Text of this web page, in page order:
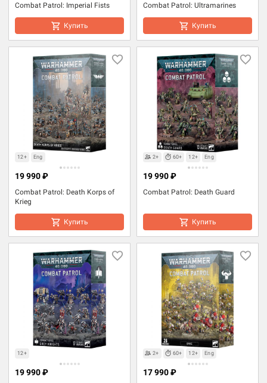
Combat Patrol: Imperial Fists
Купить
Combat Patrol: Ultramarines
Купить
12+ Eng
Combat Patrol: Death Korps of
Krieg
19 990 ₽
Купить
2+ 60+ 12+ Eng
Combat Patrol: Death Guard
19 990 ₽
Купить
12+
19 990 ₽
2+ 60+ 12+ Eng
17 990 ₽